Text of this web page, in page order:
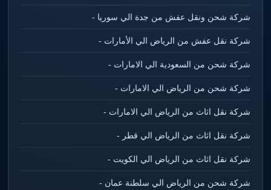
شركة شحن ونقل عفش من جدة الي سوريا -
شركة نقل عفش من الرياض الي الأمارات -
شركة شحن من السعودية الي الامارات -
شركة شحن من الرياض الي الامارات -
شركة نقل اثاث من الرياض الي الامارات -
شركة نقل اثاث من الرياض الي قطر -
شركة نقل اثاث من الرياض الي الكويت -
شركة شحن من الرياض الي سلطنة عمان -